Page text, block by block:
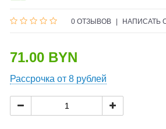
0 ОТЗЫВОВ | НАПИСАТЬ
71.00 BYN
Рассрочка от 8 рублей